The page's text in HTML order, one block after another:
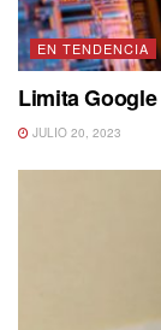
EN TENDENCIA
Limita
JULIO 20, 2023